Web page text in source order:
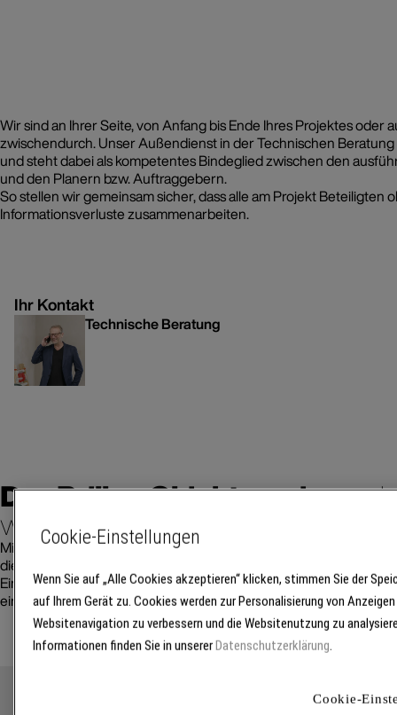
Der Brillux Objektservice
Komplexe Aufgaben,
Wir sind an Ihrer Seite, von Anfang bis Ende Ihres Projektes oder
zwischendurch. Unser Außendienst in der Technischen
und steht dabei als kompetentes Bindeglied zwischen den
und den Planern bzw. Auftraggebern.
So stellen wir gemeinsam sicher, dass alle am Projekt Beteiligten
Informationsverluste zusammenarbeiten.
Ihr Kontakt
Technische Beratung
Der Brillux Objektservice –
wir für Sie tun
Mit dem Brillux Objektservice steht Ihnen, ergänzend zu jedem
die speziellen Anforderungen abgestimmtes Serviceangebot
Ein umfassendes Spektrum an Dienstleistungen, die im
eine reibungslose Objektabwicklung sorgen. Von der Planung bis
Aktivieren von Cookies
Cookie-Einstellungen
Wenn Sie auf „Alle Cookies akzeptieren“ klicken, stimmen Sie der
auf Ihrem Gerät zu. Cookies werden zur Personalisierung von
Websitenavigation zu verbessern und die Websitenutzung zu
Informationen finden Sie in unserer Datenschutzerklärung.
Cookie-